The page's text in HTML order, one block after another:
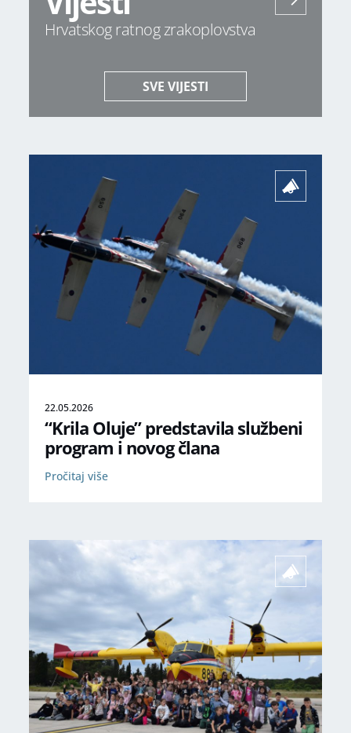
Hrvatskog ratnog zrakoplovstva
SVE VIJESTI
22.05.2026
“Krila Oluje” predstavila službeni
program i novog člana
Pročitaj više